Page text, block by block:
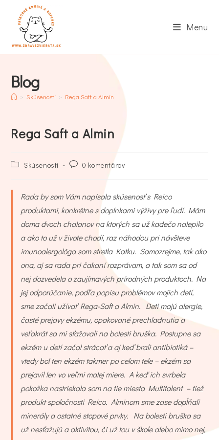
content
Menu
Blog
> Skúsenosti > Rega Saft a Almin
Rega Saft a Almin
Post Skúsenosti
Post0 komentárov
Rada by som Vám napísala skúsenosť s Reico
produktami, konkrétne s doplnkami výživy pre ľudí. Mám
doma dvoch chalanov na ktorých sa už kadečo nalepilo
a ako to už v živote chodí, raz náhodou pri návšteve
imunoalergológa som stretla Katku. Samozrejme, tak ako
ona, aj sa rada pri čakaní rozprávam, a tak som sa od
nej dozvedela o zaujímavých prírodných produktoch. Na
jej odporúčanie, podľa popisu problémov mojich detí,
sme začali užívať Rega-Saft a Almin. Deti majú alergie,
časté prejavy ekzému, opakované prechladnutia a
veľakrát sa mi sťažovali na bolesti bruška. Postupne sa
ekzém u detí začal strácať a aj keď brali antibiotiká –
vtedy bol ten ekzém takmer po celom tele – ekzém sa
prejavil len vo veľmi malej miere. A keď ich svrbela
pokožka nastriekala som na tie miesta Multitalent – tiež
produkt spoločnosti Reico. Alminom sme zase dopĺňali
minerály a ostatné stopové prvky. Na bolesti bruška sa
už nesťažujú a aktivitou, či už tou v škole alebo mimo nej,